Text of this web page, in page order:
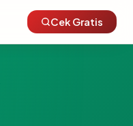
Cek Gratis